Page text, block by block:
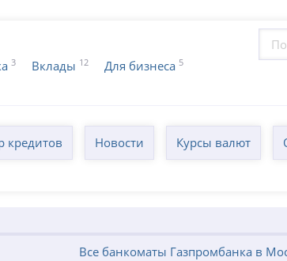
3 Вклады 12 Для бизнеса 5
кредитов Новости Курсы валют
Все банкоматы Газпромбанка в